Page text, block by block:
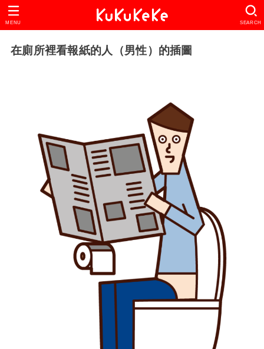
SEARCH
MENU
在廁所裡看報紙的人（男性）的插圖